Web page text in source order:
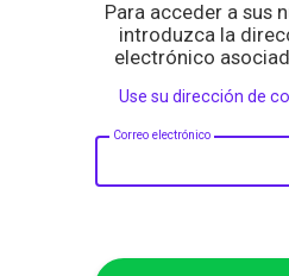
Para acceder a sus
introduzca la
electrónico
Use su dirección de
Correo electrónico